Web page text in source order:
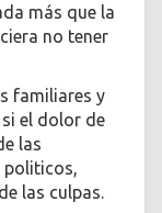
más que la
no tener
familiares y
el dolor de
las
politicos,
las culpas.